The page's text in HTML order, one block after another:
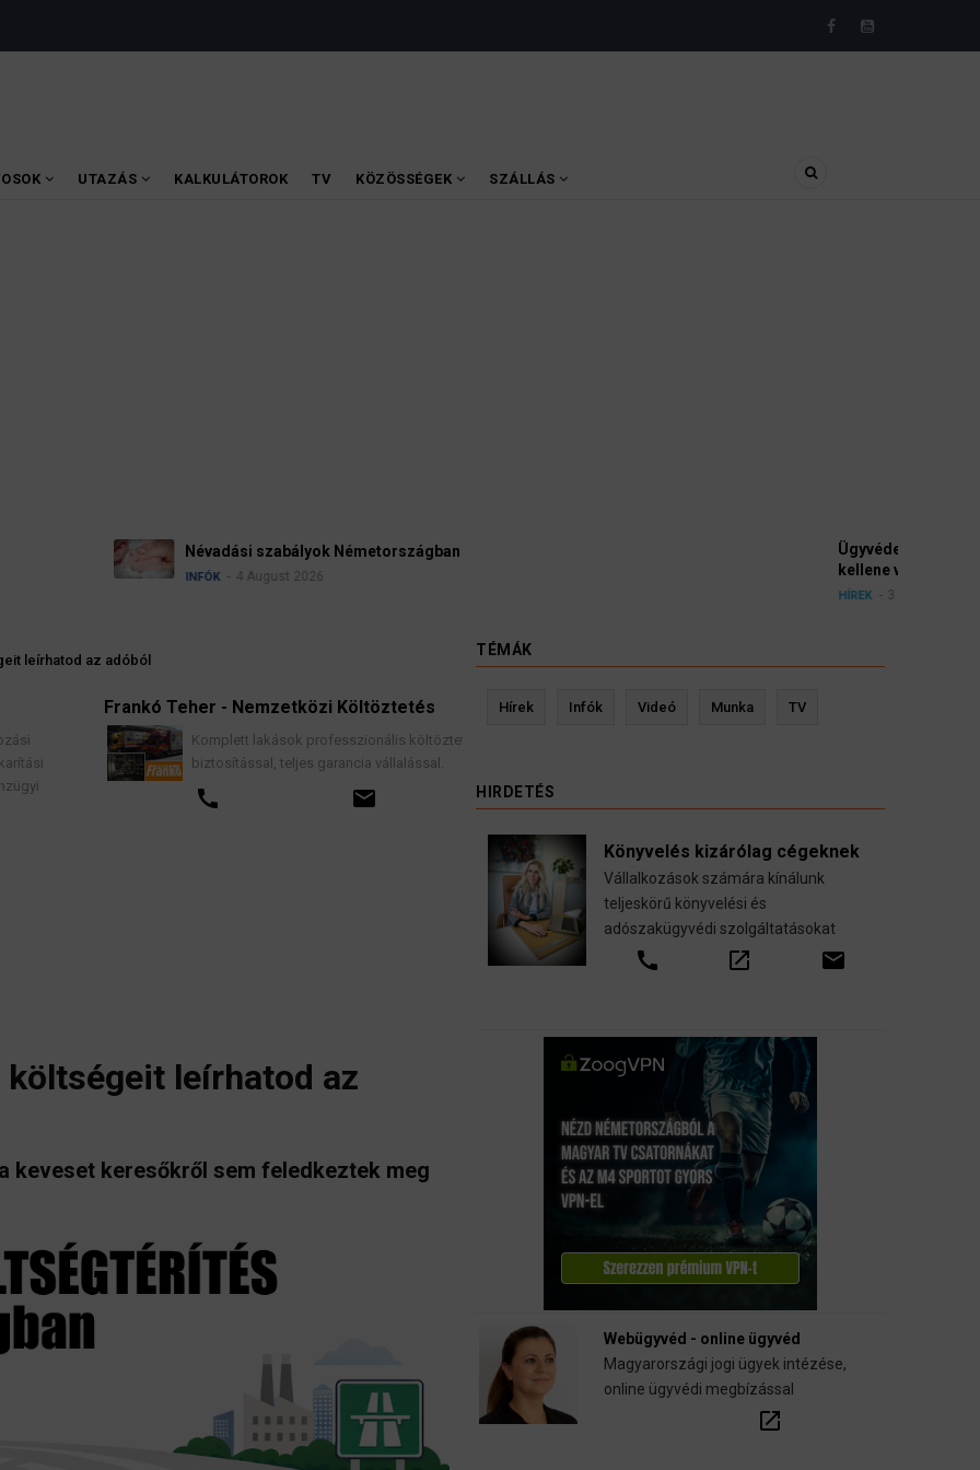
UTAZÁS KALKULÁTOROK TV KÖZÖSSÉGEK SZÁLLÁS
Ügyvédek, bírák és ügyészek szerint a német politikának mielőbb meg
leírhatod az adóból
Frankó Teher - Nemzetközi Költöztetés
Komplett lakások professzionális költöztetése
biztosítással, teljes garancia vállalással.
Kevin Ressler biztosítási szakértő
költségeit leírhatod az
keveset keresőkről sem feledkeztek meg
TÉMÁK
Hírek Infók Videó Munka TV
HIRDETÉS
Könyvelés kizárólag cégeknek
Vállalkozások számára kínálunk
teljeskörű könyvelési és
adószakügyvédi szolgáltatásokat
call open_in_new email
Webügyvéd - online ügyvéd
Magyarországi jogi ügyek intézése,
online ügyvédi megbízással
open_in_new